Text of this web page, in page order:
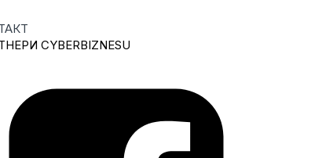
CYBERBIZNESU